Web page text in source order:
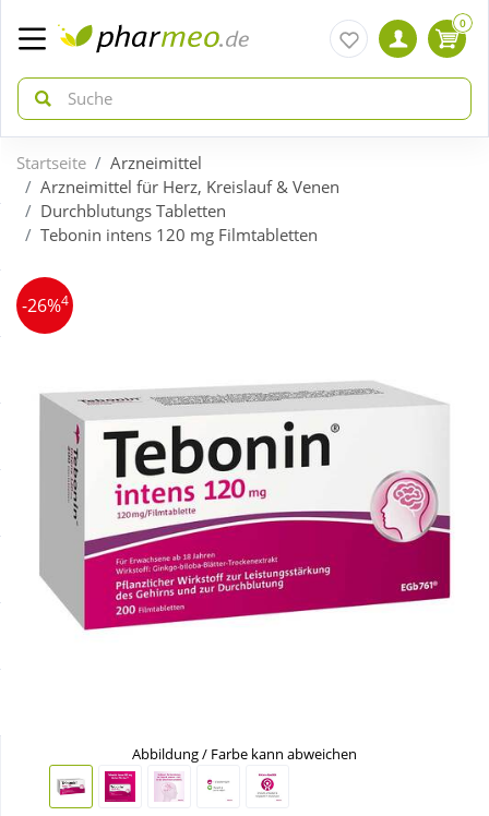
zurück
ÜBERSICHT AKTIONEN
Aktuelle Coupons
Neuheiten
Schnäppchen
Sparsets
zurück
ÜBERSICHT KATEGORIEN
Arzneimittel
Diabetes
Körperpflege & Kosmetik
Liebe & Erotik
Mutter & Kind
Natur & Homöopathie
0
Startseite
Arzneimittel
Arzneimittel für Herz, Kreislauf & Venen
Durchblutungs Tabletten
Tebonin intens 120 mg Filmtabletten
-26%4
Abbildung / Farbe kann abweichen